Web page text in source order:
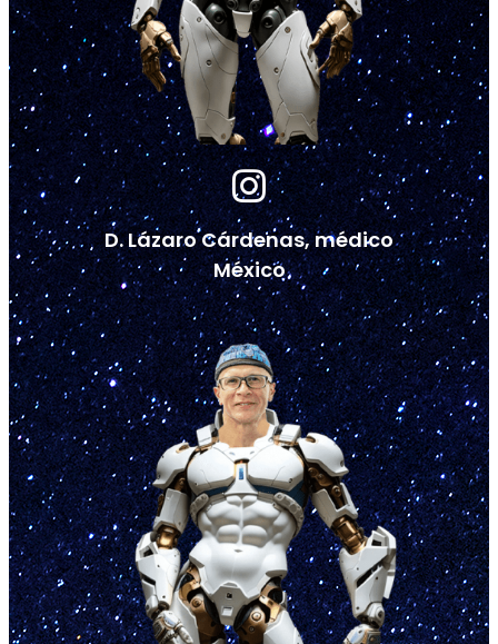
D. Lázaro Cárdenas, médico
México